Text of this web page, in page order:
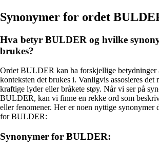
Synonymer for ordet
Hva betyr BULDER og hvilke
brukes?
Ordet BULDER kan ha forskjellige betydninger
konteksten det brukes i. Vanligvis assosieres det
kraftige lyder eller bråkete støy. Når vi ser på
BULDER, kan vi finne en rekke ord som
eller fenomener. Her er noen nyttige synonymer
for BULDER:
Synonymer for BULDER: